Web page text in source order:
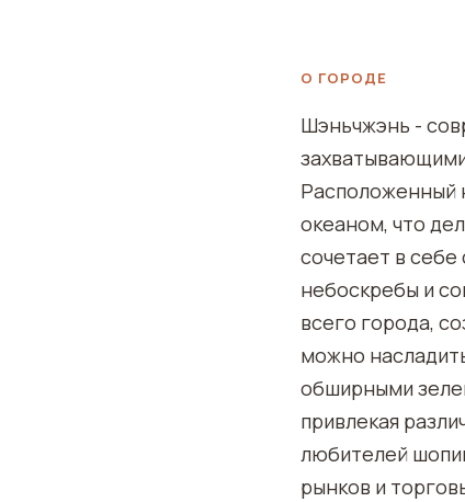
О ГОРОДЕ
Шэньчжэнь -
Расположенный
океаном, что
сочетает в
небоскребы и
всего города,
можно
обширными
привлекая
любителей
рынков и